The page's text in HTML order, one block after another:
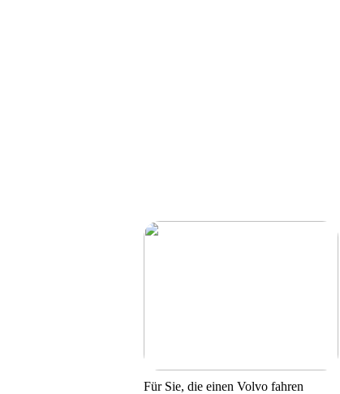
Für Sie, die einen Volvo fahren